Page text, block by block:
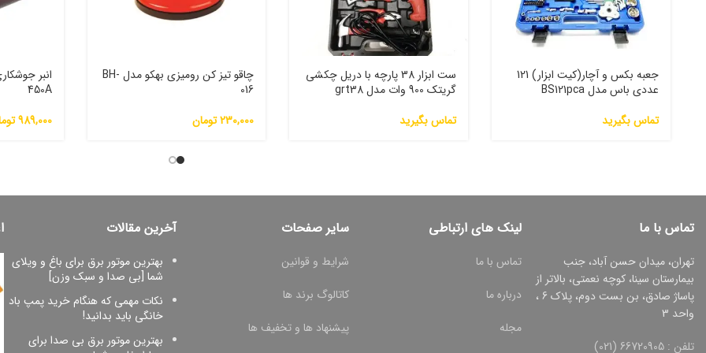
جعبه بکس و آچار(کیت ابزار) 121
عددی باس مدل BS121pca
تماس بگیرید
ست ابزار 38 پارچه با دریل چکشی
گریتک 900 وات مدل grt38
تماس بگیرید
چاقو تیز کن رومیزی بهکو مدل BH-
016
230,000تومان
450A
989,000
تماس با ما
تهران، میدان حسن آباد، جنب
بیمارستان سینا، کوچه نعمتی، بالاتر از
پاساژ صادق، بن بست دوم، پلاک 6 ،
واحد 3
تلفن : 66720905 (021)
لینک های ارتباطی
تماس با ما
درباره ما
مجله
سایر صفحات
شرایط و قوانین
کاتالوگ برند ها
پیشنهاد ها و تخفیف ها
آخرین مقالات
بهترین موتور برق برای باغ و ویلای
شما [بی صدا و سبک وزن]
نکات مهمی که هنگام خرید پمپ باد
خانگی باید بدانید!
بهترین موتور برق بی صدا برای